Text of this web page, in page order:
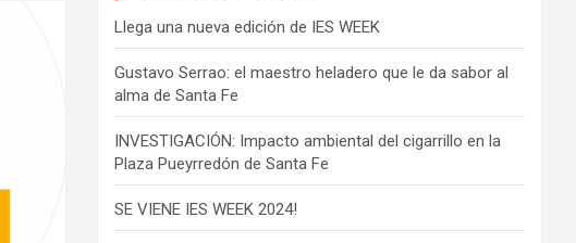
Llega una nueva edición de IES WEEK
Gustavo Serrao: el maestro heladero que le da sabor al
alma de Santa Fe
INVESTIGACIÓN: Impacto ambiental del cigarrillo en la
Plaza Pueyrredón de Santa Fe
SE VIENE IES WEEK 2024!